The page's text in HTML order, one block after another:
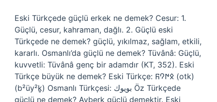
Eski Türkçede güçlü erkek ne demek? Cesur: 1.
Güçlü, cesur, kahraman, dağlı. 2. Güçlü eski
Türkçede ne demek? güçlü, yıkılmaz, sağlam, etkili,
kararlı. Osmanlı’da güçlü ne demek? Tüvânâ: Güçlü,
kuvvetli: Tüvânâ genç bir adamdır (KT, 352). Eski
Türkçe büyük ne demek? Eski Türkçe: 𐰋𐰇𐰘𐰜‎ (otk)
(b²üy²k̥) Osmanlı Türkçesi: بويوك‎ Öz Türkçede
güçlü ne demek? Ayberk güçlü demektir. Eski